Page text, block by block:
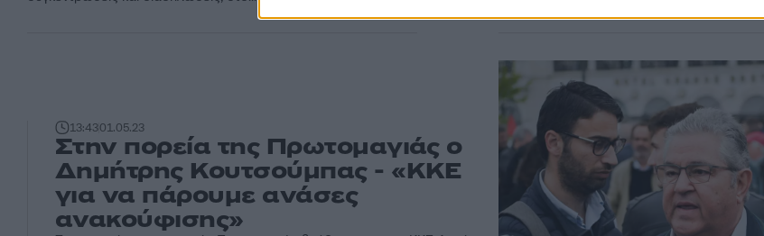
13:4301.05.23
Στην πορεία της Πρωτομαγιάς ο
Δημήτρης Κουτσούμπας - «ΚΚΕ
για να πάρουμε ανάσες
ανακούφισης»